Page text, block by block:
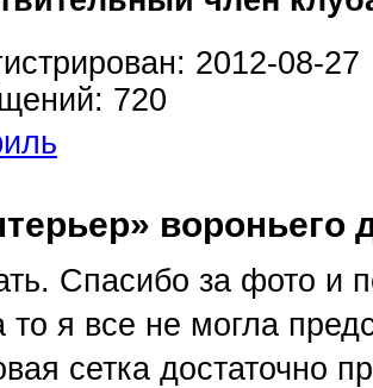
2012-08-27
720
вороньего
Спасибо за фото и
то я все не могла
сетка достаточно